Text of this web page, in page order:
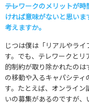
――テレワークのメリットが
ければ意味がないと思い
考えますか。
じつは僕は「リアルやラ
す。でも、テレワークとリ
的制約が取り除かれたの
の移動や入るキャパシテ
す。たとえば、オンライ
いの募集があるのですが